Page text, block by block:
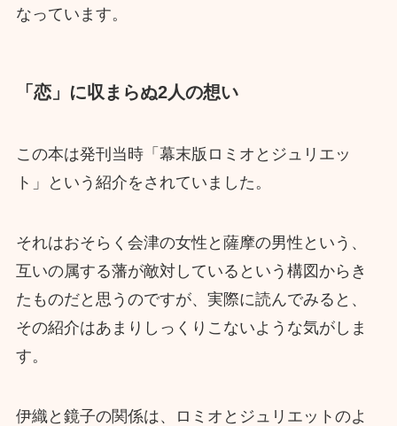
なっています。
「恋」に収まらぬ2人の想い
この本は発刊当時「幕末版ロミオとジュリエッ
ト」という紹介をされていました。
それはおそらく会津の女性と薩摩の男性という、
互いの属する藩が敵対しているという構図からき
たものだと思うのですが、実際に読んでみると、
その紹介はあまりしっくりこないような気がしま
す。
伊織と鏡子の関係は、ロミオとジュリエットのよ